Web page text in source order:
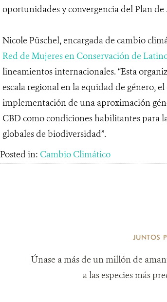
oportunidades y convergencia del Plan
Nicole Püschel, encargada de cambio
Red de Mujeres en Conservación de
lineamientos internacionales. “Esta
escala regional en la equidad de género,
implementación de una aproximación
CBD como condiciones habilitantes para
globales de biodiversidad”.
Posted in: Cambio Climático
JUNTOS
Únase a más de un millón de
a las especies más